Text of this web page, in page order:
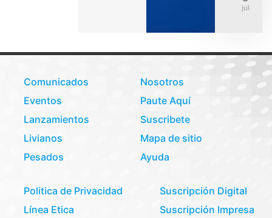
julio 31,
Comunicados
Eventos
Lanzamientos
Livianos
Pesados
Nosotros
Paute Aquí
Suscribete
Mapa de sitio
Ayuda
Politica de Privacidad
Línea Etica
Suscripción Digital
Suscripción Impresa